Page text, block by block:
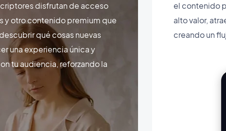
disfrutan de acceso
y otro contenido premium que
qué cosas nuevas
una experiencia única y
tu audiencia, reforzando la
el contenido
alto valor,
creando un